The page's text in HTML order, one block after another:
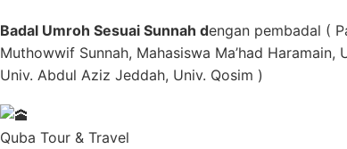
Badal Umroh Sesuai Sunnah dengan pembadal (
Muthowwif Sunnah, Mahasiswa Ma’had Haramain,
Univ. Abdul Aziz Jeddah, Univ. Qosim )
Quba Tour & Travel